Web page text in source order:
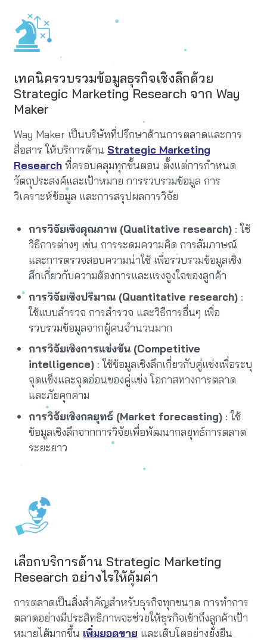
เทคนิครวบรวมข้อมูลธุรกิจเชิงลึกด้วย
Strategic Marketing Research จาก Way
Maker
Way Maker เป็นบริษัทที่ปรึกษาด้านการตลาดและการ
สื่อสาร ให้บริการด้าน Strategic Marketing
Research ที่ครอบคลุมทุกขั้นตอน ตั้งแต่การกำหนด
วัตถุประสงค์และเป้าหมาย การรวบรวมข้อมูล การ
วิเคราะห์ข้อมูล และการสรุปผลการวิจัย
การวิจัยเชิงคุณภาพ (Qualitative research): ใช้
วิธีการต่างๆ เช่น การระดมความคิด การสัมภาษณ์
และการตรวจสอบความน่าใช้ เพื่อรวบรวมข้อมูลเชิง
ลึกเกี่ยวกับความต้องการและแรงจูงใจของลูกค้า
การวิจัยเชิงปริมาณ (Quantitative research):
ใช้แบบสำรวจ การสำรวจ และวิธีการอื่นๆ เพื่อ
รวบรวมข้อมูลจากผู้คนจำนวนมาก
การวิจัยเชิงการแข่งขัน (Competitive
intelligence): ใช้ข้อมูลเชิงลึกเกี่ยวกับคู่แข่งเพื่อระบุ
จุดแข็งและจุดอ่อนของคู่แข่ง โอกาสทางการตลาด
และภัยคุกคาม
การวิจัยเชิงกลยุทธ์ (Market forecasting): ใช้
ข้อมูลเชิงลึกจากการวิจัยเพื่อพัฒนากลยุทธ์การตลาด
ระยะยาว
เลือกบริการด้าน Strategic Marketing
Research อย่างไรให้คุ้มค่า
การตลาดเป็นสิ่งสำคัญสำหรับธุรกิจทุกขนาด การทำการ
ตลาดอย่างมีประสิทธิภาพจะช่วยให้ธุรกิจเข้าถึงลูกค้าเป้า
หมายได้มากขึ้น เพิ่มยอดขาย และเติบโตอย่างยั่งยืน